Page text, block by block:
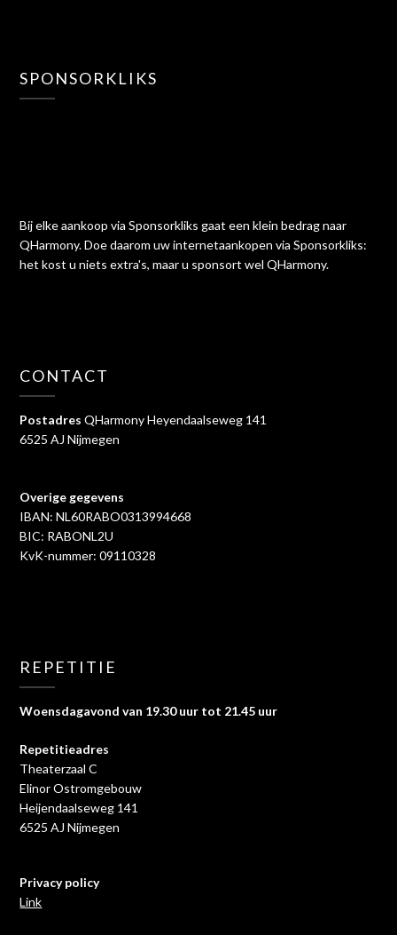
SPONSORKLIKS
Bij elke aankoop via Sponsorkliks gaat een klein bedrag naar
QHarmony. Doe daarom uw internetaankopen via Sponsorkliks:
het kost u niets extra's, maar u sponsort wel QHarmony.
CONTACT
Postadres QHarmony Heyendaalseweg 141
6525 AJ Nijmegen
Overige gegevens
IBAN: NL60RABO0313994668
BIC: RABONL2U
KvK-nummer: 09110328
REPETITIE
Woensdagavond van 19.30 uur tot 21.45 uur
Repetitieadres
Theaterzaal C
Elinor Ostromgebouw
Heijendaalseweg 141
6525 AJ Nijmegen
Privacy policy
Link